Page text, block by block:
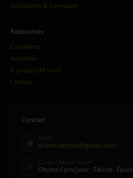
Installation & Formation
Ressources
Cas clients
Actualités
À propos de nous
Contact
Contact
@
Email
qilinmattress@gmail.com
✓
Ce qu'il faut envoyer
Objectif pcs/jour · Tailles ·